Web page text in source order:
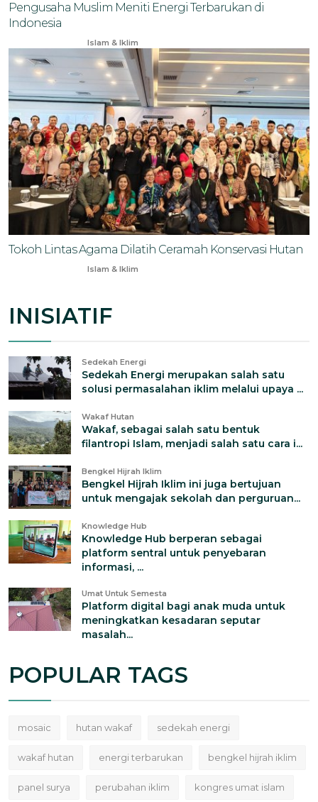
Pengusaha Muslim Meniti Energi Terbarukan di
Indonesia
Islam & Iklim
Tokoh Lintas Agama Dilatih Ceramah Konservasi Hutan
Islam & Iklim
INISIATIF
Sedekah Energi
Sedekah Energi merupakan salah satu
solusi permasalahan iklim melalui upaya ...
Wakaf Hutan
Wakaf, sebagai salah satu bentuk
filantropi Islam, menjadi salah satu cara i...
Bengkel Hijrah Iklim
Bengkel Hijrah Iklim ini juga bertujuan
untuk mengajak sekolah dan perguruan...
Knowledge Hub
Knowledge Hub berperan sebagai
platform sentral untuk penyebaran
informasi, ...
Umat Untuk Semesta
Platform digital bagi anak muda untuk
meningkatkan kesadaran seputar
masalah...
POPULAR TAGS
mosaic hutan wakaf sedekah energi
wakaf hutan energi terbarukan bengkel hijrah iklim
panel surya perubahan iklim kongres umat islam